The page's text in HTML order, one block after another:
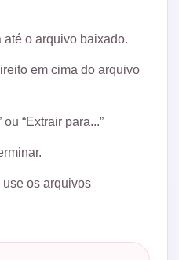
até o arquivo baixado.
em cima do arquivo
“Extrair para...”
os arquivos